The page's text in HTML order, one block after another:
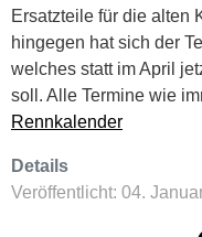
Ersatzteile für die alten
hingegen hat sich der
welches statt im April
soll. Alle Termine wie
Rennkalender
Details
Veröffentlicht: 04.